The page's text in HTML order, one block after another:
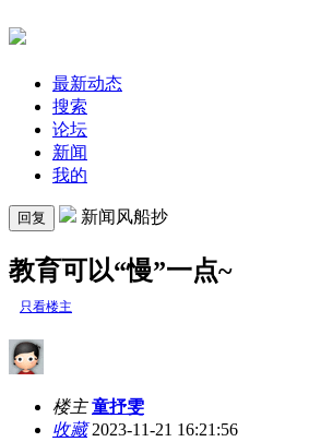
最新动态
搜索
论坛
新闻
我的
回复 新闻风船抄
教育可以“慢”一点~
只看楼主
楼主 童抒雯
收藏2023-11-21 16:21:56